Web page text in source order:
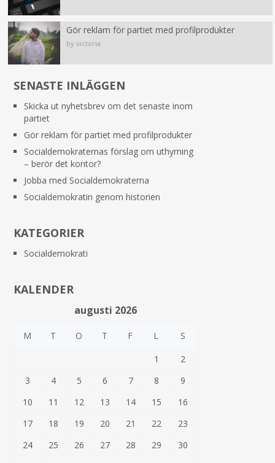
Gör reklam för partiet med profilprodukter
by victoria
SENASTE INLÄGGEN
Skicka ut nyhetsbrev om det senaste inom
partiet
Gör reklam för partiet med profilprodukter
Socialdemokraternas förslag om uthyrning
– berör det kontor?
Jobba med Socialdemokraterna
Socialdemokratin genom historien
KATEGORIER
Socialdemokrati
KALENDER
augusti 2026
M T O T F L
S
1
2
3
4 5 6 7 8
9
10
11 12 13 14 15
16
17
18 19 20 21 22
23
24
25 26 27 28 29
30